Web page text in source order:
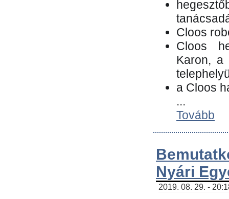
Cloos
Cloos
Karon, a
a Cloos
...
Tovább
Nyári
2019. 08. 29. -